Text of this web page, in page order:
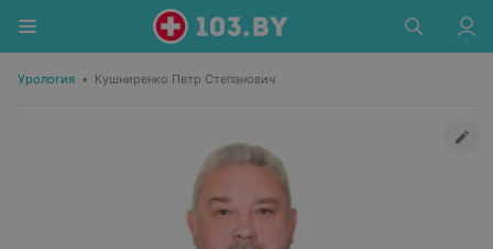
Урология • Кушниренко Петр Степанович